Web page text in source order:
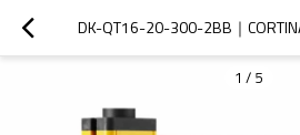
1 / 5